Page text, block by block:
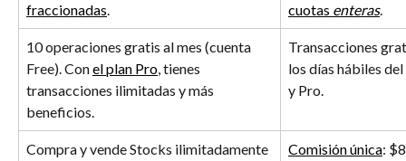
fraccionadas.
cuotas enteras.
10 operaciones gratis al mes (cuenta
Free). Con el plan Pro, tienes
transacciones ilimitadas y más
beneficios.
Transacciones
los días hábiles
y Pro.
Compra y vende Stocks ilimitadamente
Comisión única: